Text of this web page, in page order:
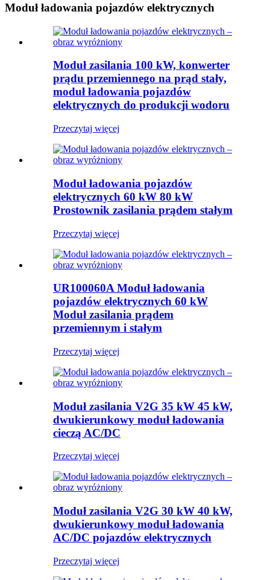
Moduł ładowania pojazdów elektrycznych
Moduł zasilania 100 kW, konwerter
prądu przemiennego na prąd stały,
moduł ładowania pojazdów
elektrycznych do produkcji wodoru
Przeczytaj więcej
Moduł ładowania pojazdów
elektrycznych 60 kW 80 kW
Prostownik zasilania prądem stałym
Przeczytaj więcej
UR100060A Moduł ładowania
pojazdów elektrycznych 60 kW
Moduł zasilania prądem
przemiennym i stałym
Przeczytaj więcej
Moduł zasilania V2G 35 kW 45 kW,
dwukierunkowy moduł ładowania
cieczą AC/DC
Przeczytaj więcej
Moduł zasilania V2G 30 kW 40 kW,
dwukierunkowy moduł ładowania
AC/DC pojazdów elektrycznych
Przeczytaj więcej